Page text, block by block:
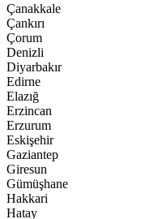
Çanakkale
Çankırı
Çorum
Denizli
Diyarbakır
Edirne
Elazığ
Erzincan
Erzurum
Eskişehir
Gaziantep
Giresun
Gümüşhane
Hakkari
Hatay